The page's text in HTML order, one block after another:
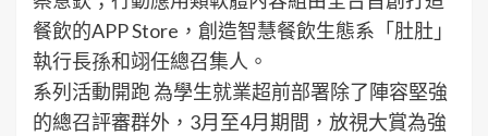
餐飲的APP Store，創造智慧餐飲生態系「肚肚」
執行長孫和翊任總召集人。
系列活動開跑 為學生就業超前部署除了陣容堅強
的總召評審群外，3月至4月期間，放視大賞為強